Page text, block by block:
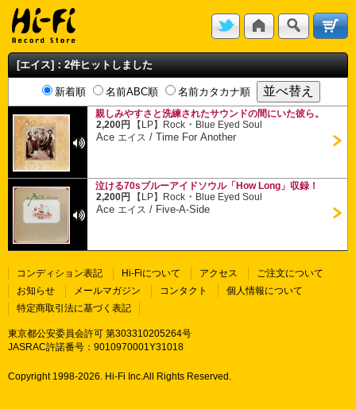
[エイス]：2件ヒットしました
新着順 名前ABC順 名前カタカナ順
親しみやすさと洗練されたサウンドの間にいた彼ら。
2,200円
【LP】 Rock ・ Blue Eyed Soul
Ace エイス /Time For Another
泣ける70sブルーアイドソウル「How Long」収録！
2,200円
【LP】 Rock ・ Blue Eyed Soul
Ace エイス / Five-A-Side
コンディション表記 Hi-Fiについて アクセス
ご注文について
お知らせ
メールマガジン コンタクト
個人情報について
特定商取引法に基づく表記
東京都公安委員会許可 第303310205264号
JASRAC許諾番号：9010970001Y31018
Copyright 1998-2026. Hi-Fi Inc.All Rights Reserved.